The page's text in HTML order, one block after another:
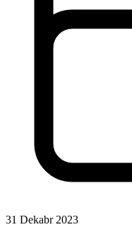
31 Dekabr 2023